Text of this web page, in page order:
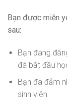
Bạn được miễn
sau:
Bạn đang
đã bắt đầu
Bạn đã đảm
sinh viên